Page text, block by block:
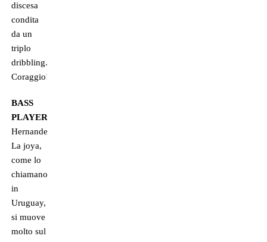
discesa
condita
da un
triplo
dribbling.
Coraggio!
BASS
PLAYER
Hernandez.
La joya,
come lo
chiamano
in
Uruguay,
si muove
molto sul